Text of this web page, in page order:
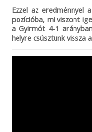
Ezzel az eredménnyel
pozícióba, mi viszont
a Gyirmót 4-1
helyre csúsztunk vissza